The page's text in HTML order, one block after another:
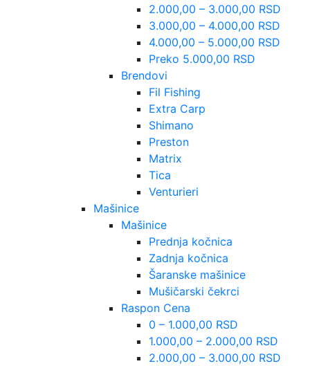
2.000,00 – 3.000,00 RSD
3.000,00 – 4.000,00 RSD
4.000,00 – 5.000,00 RSD
Preko 5.000,00 RSD
Brendovi
Fil Fishing
Extra Carp
Shimano
Preston
Matrix
Tica
Venturieri
Mašinice
Mašinice
Prednja kočnica
Zadnja kočnica
Šaranske mašinice
Mušičarski čekrci
Raspon Cena
0 – 1.000,00 RSD
1.000,00 – 2.000,00 RSD
2.000,00 – 3.000,00 RSD